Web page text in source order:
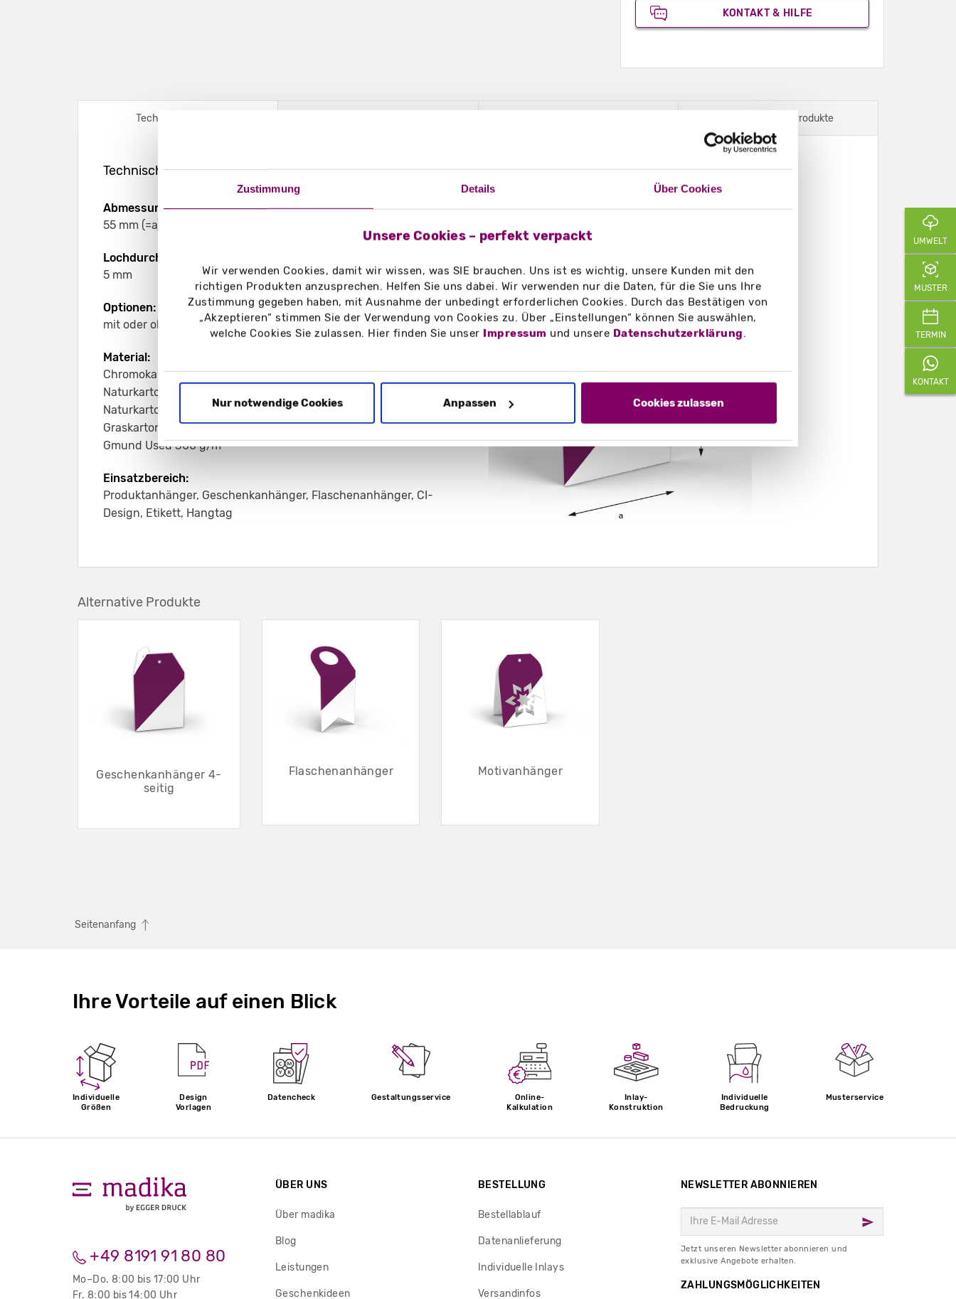
Zustimmung Details Über Cookies
Unsere Cookies – perfekt verpackt
Wir verwenden Cookies, damit wir wissen, was SIE brauchen. Uns ist es wichtig, unsere Kunden mit den
richtigen Produkten anzusprechen. Helfen Sie uns dabei. Wir verwenden nur die Daten, für die Sie uns Ihre
Zustimmung gegeben haben, mit Ausnahme der unbedingt erforderlichen Cookies. Durch das Bestätigen von
„Akzeptieren“ stimmen Sie der Verwendung von Cookies zu. Über „Einstellungen“ können Sie auswählen,
welche Cookies Sie zulassen. Hier finden Sie unser Impressum und unsere Datenschutzerklärung.
Nur notwendige Cookies Anpassen Cookies zulassen
KONTAKT & HILFE
Technische Daten Dazu passende Produkte
Technische Daten – Geschenkanhänger 2-seitig - eckig - mittel - 55 x 85 mm
Abmessungen:
55 mm (=a) x 85 mm (=b)
Lochdurchmesser:
5 mm
Optionen:
mit oder ohne Kordel möglich
Material:
Chromokarton - GC1 300 g/m²
Naturkarton braun 283 g/m²
Naturkarton schwarz 350 g/m²
Graskarton 350 g/m²
Gmund Used 300 g/m²
Einsatzbereich:
Produktanhänger, Geschenkanhänger, Flaschenanhänger, CI-
Design, Etikett, Hangtag
Alternative Produkte
Geschenkanhänger 4-
seitig
Flaschenanhänger Motivanhänger
Seitenanfang
Ihre Vorteile auf einen Blick
Individuelle
Größen
Design
Vorlagen
Datencheck Gestaltungsservice
Online-
Kalkulation
Inlay-
Konstruktion
Individuelle
Bedruckung
Musterservice
+49 8191 91 80 80
Mo–Do. 8:00 bis 17:00 Uhr
Fr. 8:00 bis 14:00 Uhr
ÜBER UNS
Über madika
Blog
Leistungen
Geschenkideen
BESTELLUNG
Bestellablauf
Datenanlieferung
Individuelle Inlays
Versandinfos
NEWSLETTER ABONNIEREN
Jetzt unseren Newsletter abonnieren und
exklusive Angebote erhalten.
ZAHLUNGSMÖGLICHKEITEN
UMWELT
MUSTER
TERMIN
KONTAKT